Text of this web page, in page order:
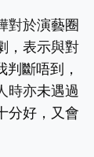
對於演藝圈
，表示與對
斷唔到，
時亦未遇過
分好，又會